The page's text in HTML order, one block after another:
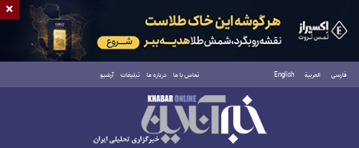
فارسی العربية English تماس با ما درباره ما تبلیغات آرشیو
یکشنبه ۱۸ مرداد ۱۴۰۵
×